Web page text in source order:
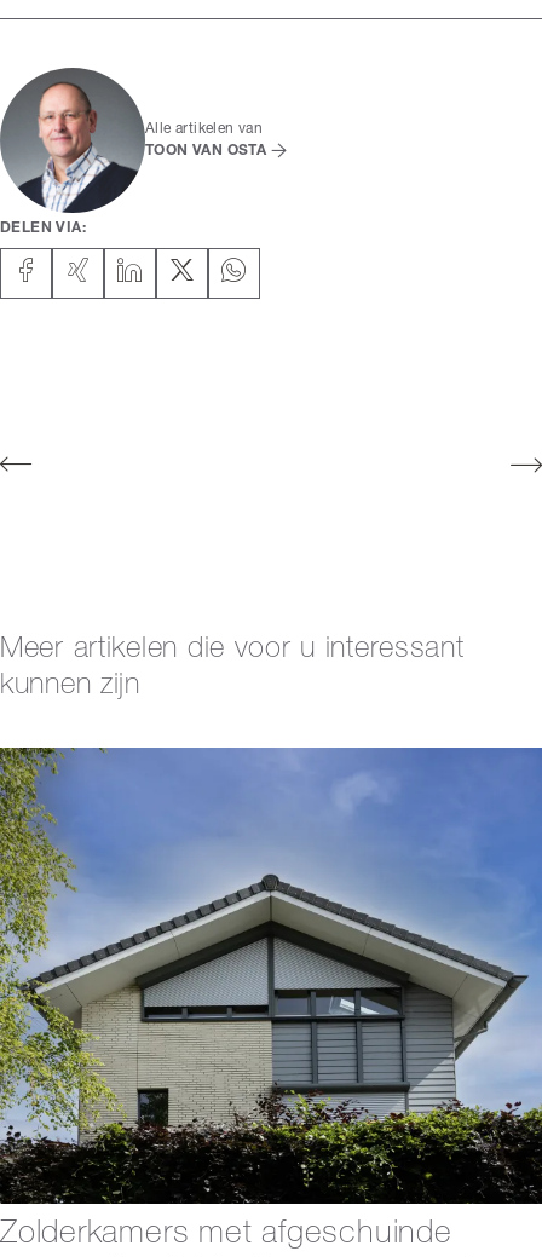
Alle artikelen van
TOON VAN OSTA
DELEN VIA:
Meer artikelen die voor u interessant
kunnen zijn
Zolderkamers met afgeschuinde